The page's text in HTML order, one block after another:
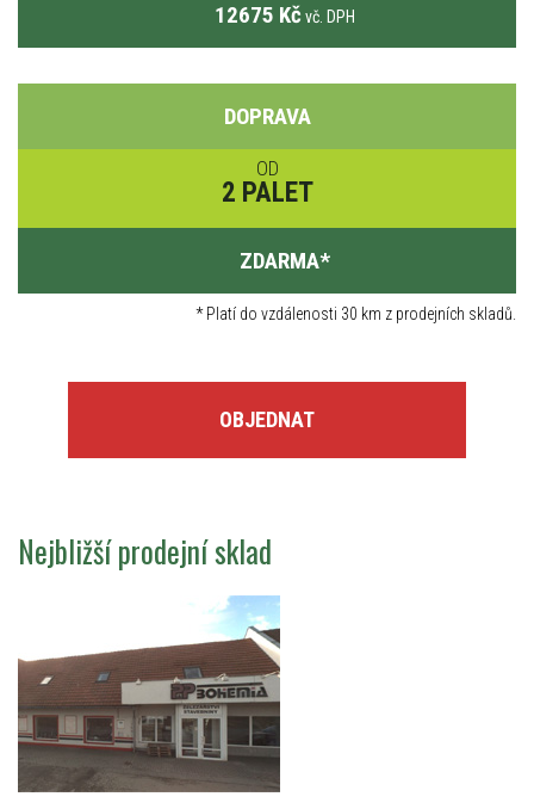
12675 Kč vč. DPH
DOPRAVA
OD
2 PALET
ZDARMA*
*Platí do vzdálenosti 30 km z prodejních skladů.
OBJEDNAT
Nejbližší prodejní sklad